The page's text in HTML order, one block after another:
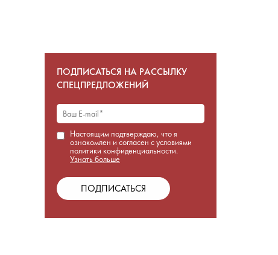
ПОДПИСАТЬСЯ НА РАССЫЛКУ
СПЕЦПРЕДЛОЖЕНИЙ
Настоящим подтверждаю, что я
ознакомлен и согласен с условиями
политики конфиденциальности.
Узнать больше
ПОДПИСАТЬСЯ